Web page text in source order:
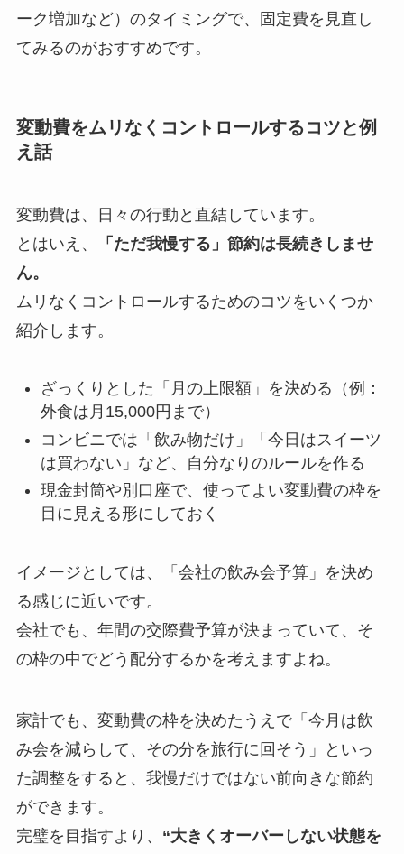
ーク増加など）のタイミングで、固定費を見直し
てみるのがおすすめです。
変動費をムリなくコントロールするコツと例
え話
変動費は、日々の行動と直結しています。
とはいえ、
「ただ我慢する」節約は長続きしませ
ん。
ムリなくコントロールするためのコツをいくつか
紹介します。
ざっくりとした「月の上限額」を決める（例：
外食は月15,000円まで）
コンビニでは「飲み物だけ」「今日はスイーツ
は買わない」など、自分なりのルールを作る
現金封筒や別口座で、使ってよい変動費の枠を
目に見える形にしておく
イメージとしては、「会社の飲み会予算」を決め
る感じに近いです。
会社でも、年間の交際費予算が決まっていて、そ
の枠の中でどう配分するかを考えますよね。
家計でも、変動費の枠を決めたうえで「今月は飲
み会を減らして、その分を旅行に回そう」といっ
た調整をすると、我慢だけではない前向きな節約
ができます。
完璧を目指すより、 “大きくオーバーしない状態を